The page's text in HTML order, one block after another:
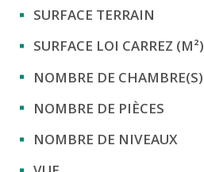
SURFACE TERRAIN
SURFACE LOI CARREZ (M²)
NOMBRE DE CHAMBRE(S)
NOMBRE DE PIÈCES
NOMBRE DE NIVEAUX